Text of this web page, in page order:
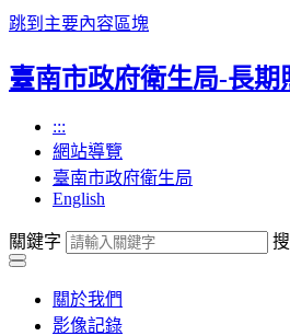
跳到主要內容區塊
臺南市政府衛生局-長期
:::
網站導覽
臺南市政府衛生局
English
關鍵字
關於我們
影像記錄